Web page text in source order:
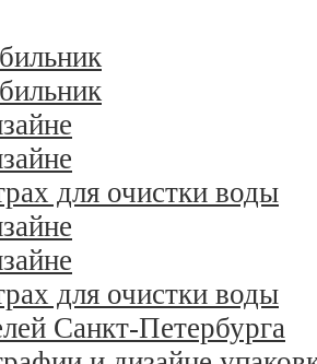
для очистки воды
для очистки воды
Санкт-Петербурга